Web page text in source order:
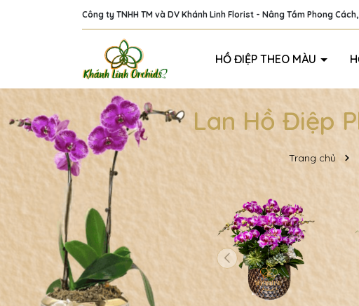
Công ty TNHH TM và DV Khánh Linh Florist - Nâng Tầm Phong
HỒ ĐIỆP THEO MÀU
Lan Hồ Điệp
Trang chủ